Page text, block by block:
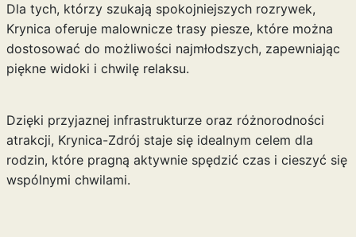
Dla tych, którzy szukają spokojniejszych rozrywek,
Krynica oferuje malownicze trasy piesze, które można
dostosować do możliwości najmłodszych, zapewniając
piękne widoki i chwilę relaksu.
Dzięki przyjaznej infrastrukturze oraz różnorodności
atrakcji, Krynica-Zdrój staje się idealnym celem dla
rodzin, które pragną aktywnie spędzić czas i cieszyć się
wspólnymi chwilami.